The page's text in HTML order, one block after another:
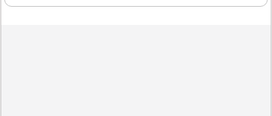
지를 전해주기도 해요. 그뿐만 아니라, 집중력 부족과 실수를